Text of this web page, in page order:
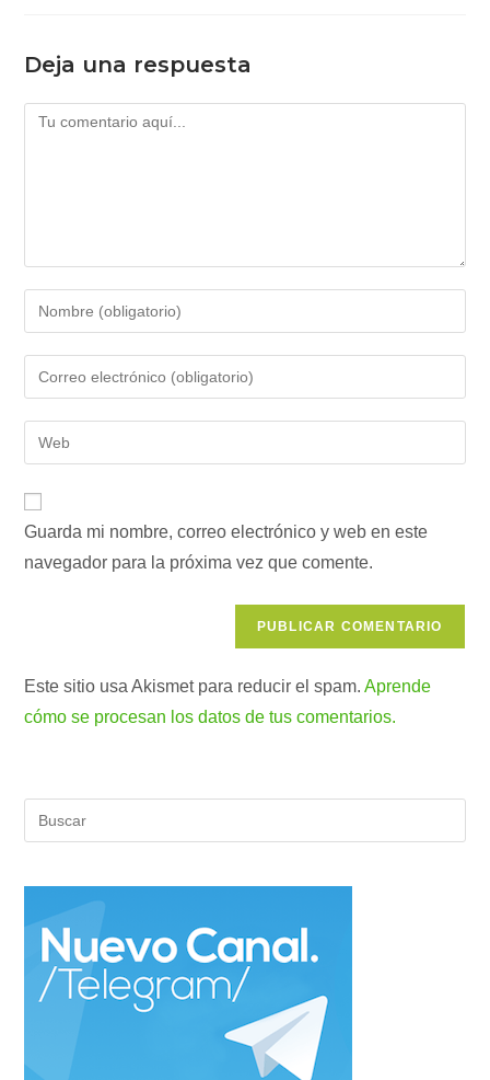
Deja una respuesta
Comentario
Introduce
tu
nombre
de
usuario
para
comentar
Introduce
tu
dirección
de
para
comentar
Introduce
la
de
tu
web
Guarda mi nombre, correo electrónico y web en este
navegador para la próxima vez que comente.
Este sitio usa Akismet para reducir el spam.Aprende
cómo se procesan los datos de tus comentarios.